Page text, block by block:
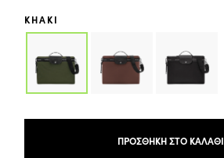
KHAKI
ΠΡΟΣΘΉΚΗ ΣΤΟ ΚΑΛΆΘΙ